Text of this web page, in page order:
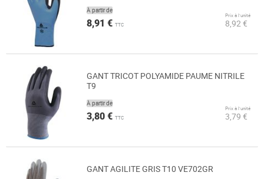
À partir de
8,91 € TTC
Prix à l’unité
8,92 €
GANT TRICOT POLYAMIDE PAUME NITRILE
T9
À partir de
3,80 € TTC
Prix à l’unité
3,79 €
GANT AGILITE GRIS T10 VE702GR